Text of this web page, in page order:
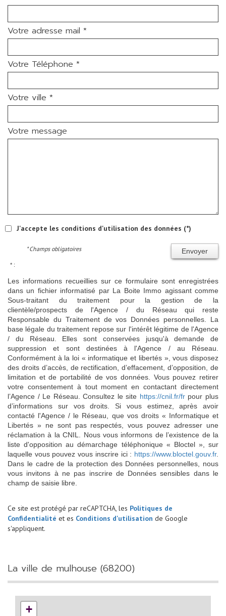
Votre adresse mail *
Votre Téléphone *
Votre ville *
Votre message
J'accepte les conditions d'utilisation des données (*)
Envoyer
* Champs obligatoires
* :
Les informations recueillies sur ce formulaire sont enregistrées
dans un fichier informatisé par La Boite Immo agissant comme
Sous-traitant du traitement pour la gestion de la
clientèle/prospects de l'Agence / du Réseau qui reste
Responsable du Traitement de vos Données personnelles. La
base légale du traitement repose sur l'intérêt légitime de l'Agence
/ du Réseau. Elles sont conservées jusqu'à demande de
suppression et sont destinées à l'Agence / au Réseau.
Conformément à la loi « informatique et libertés », vous disposez
des droits d’accès, de rectification, d’effacement, d’opposition, de
limitation et de portabilité de vos données. Vous pouvez retirer
votre consentement à tout moment en contactant directement
l’Agence / Le Réseau. Consultez le site https://cnil.fr/frpour plus
d’informations sur vos droits. Si vous estimez, après avoir
contacté l'Agence / le Réseau, que vos droits « Informatique et
Libertés » ne sont pas respectés, vous pouvez adresser une
réclamation à la CNIL. Nous vous informons de l’existence de la
liste d'opposition au démarchage téléphonique « Bloctel », sur
laquelle vous pouvez vous inscrire ici : https://www.bloctel.gouv.fr.
Dans le cadre de la protection des Données personnelles, nous
vous invitons à ne pas inscrire de Données sensibles dans le
champ de saisie libre.
Ce site est protégé par reCAPTCHA, les Politiques de
Confidentialité et es Conditions d'utilisation de Google
s'appliquent.
la ville de mulhouse (68200)
+